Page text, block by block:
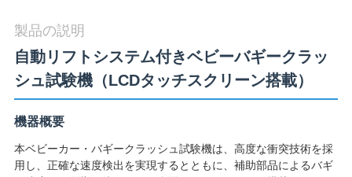
私
達
に
連
絡
製品の説明
自動リフトシステム付きベビーバギークラッ
シュ試験機（LCDタッチスクリーン搭載）
機器概要
本ベビーカー・バギークラッシュ試験機は、高度な衝突技術を採
用し、正確な速度検出を実現するとともに、補助部品によるバギ